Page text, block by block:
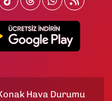
Hava Durumu